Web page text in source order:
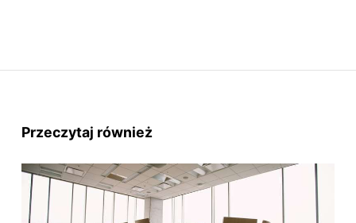
Przeczytaj również